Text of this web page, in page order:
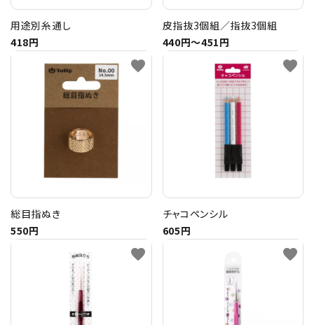
プライバシーポリシー
特定商取引法について
用途別糸通し
418円
皮指抜3個組／指抜3個組
440円〜451円
総目指ぬき
550円
favorite
チャコペンシル
605円
favorite
favorite favorite